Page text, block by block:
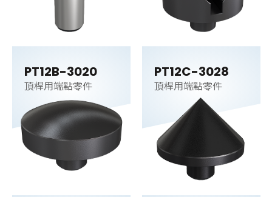
PT12B-3020
頂桿用端點零件
PT12C-3028
頂桿用端點零件